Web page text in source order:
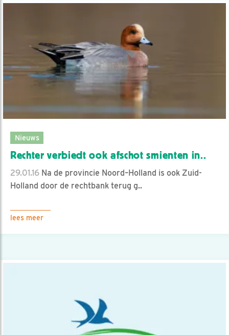
Nieuws
Rechter verbiedt ook afschot smienten in..
29.01.16 Na de provincie Noord–Holland is ook Zuid-
Holland door de rechtbank terug g..
lees meer